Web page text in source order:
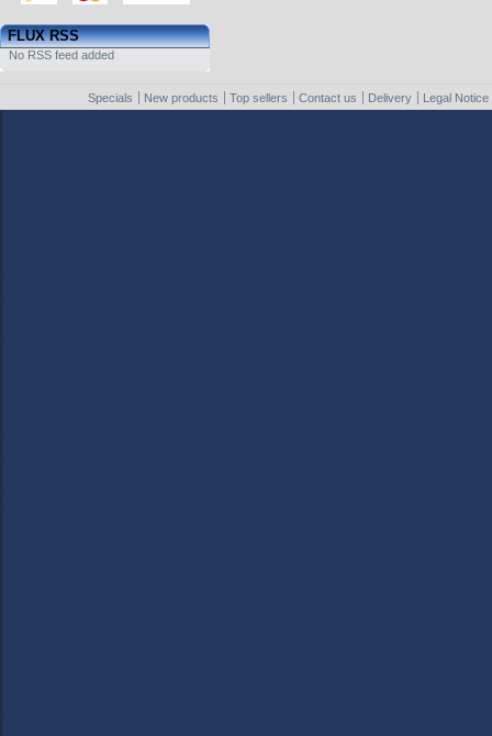
FLUX RSS
No RSS feed added
Specials New products Top sellers Contact us Delivery Legal Notice